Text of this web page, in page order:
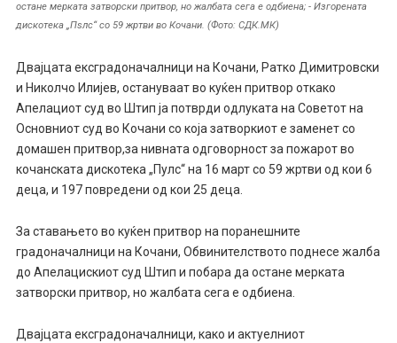
остане мерката затворски притвор, но жалбата сега е одбиена; - Изгорената
дискотека „Пѕлс“ со 59 жртви во Кочани. (Фото: СДК.МК)
Двајцата ексградоначалници на Кочани, Ратко Димитровски
и Николчо Илијев, остануваат во куќен притвор откако
Апелациот суд во Штип ја потврди одлуката на Советот на
Основниот суд во Кочани со која затворкиот е заменет со
домашен притвор,за нивната одговорност за пожарот во
кочанската дискотека „Пулс“ на 16 март со 59 жртви од кои 6
деца, и 197 повредени од кои 25 деца.
За ставањето во куќен притвор на поранешните
градоначалници на Кочани, Обвинителството поднесе жалба
до Апелацискиот суд Штип и побара да остане мерката
затворски притвор, но жалбата сега е одбиена.
Двајцата ексградоначалници, како и актуелниот